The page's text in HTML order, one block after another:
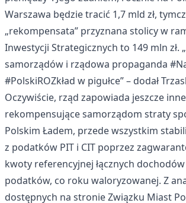
Warszawa będzie tracić 1,7 mld zł,
„rekompensata” przyznana stolicy w
Inwestycji Strategicznych to 149 mln zł.
samorządów i rządowa propaganda
#PolskiROZkład w pigułce” – dodał
Oczywiście, rząd zapowiada jeszcze
rekompensujące samorządom straty
Polskim Ładem, przede wszystkim
z podatków PIT i CIT poprzez
kwoty referencyjnej łącznych
podatków, co roku waloryzowanej. Z
dostępnych na stronie Związku Miast